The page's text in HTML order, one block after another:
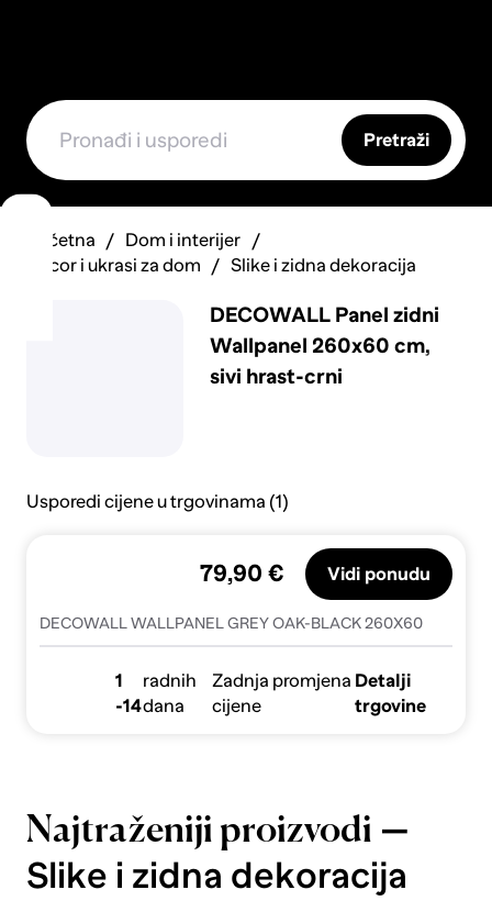
Pretraži
Početna
Dom i interijer
Decor i ukrasi za dom
Slike i zidna dekoracija
DECOWALL Panel zidni
Wallpanel 260x60 cm,
sivi hrast-crni
Usporedi cijene u trgovinama (1)
DECOWALL WALLPANEL GREY OAK-BLACK 260X60
79,90 € Vidi ponudu
1
-14
radnih
dana
Zadnja promjena
cijene
Detalji
trgovine
Najtraženiji proizvodi —
Slike i zidna dekoracija